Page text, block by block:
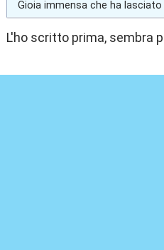
Gioia immensa che ha
L'ho scritto prima, sembra